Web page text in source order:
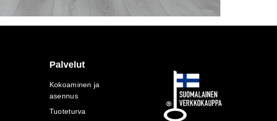
Palvelut
Kokoaminen ja
asennus
Tuoteturva